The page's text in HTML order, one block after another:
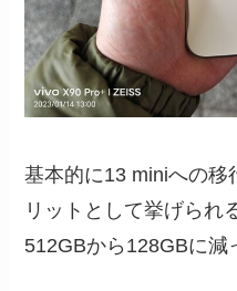
基本的に13 miniへの移
リットとして挙げられ
512GBから128GBに減